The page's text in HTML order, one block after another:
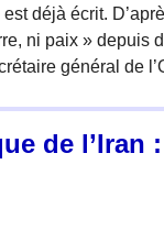
déjà écrit.
ni paix » depuis
général de
de l’Iran